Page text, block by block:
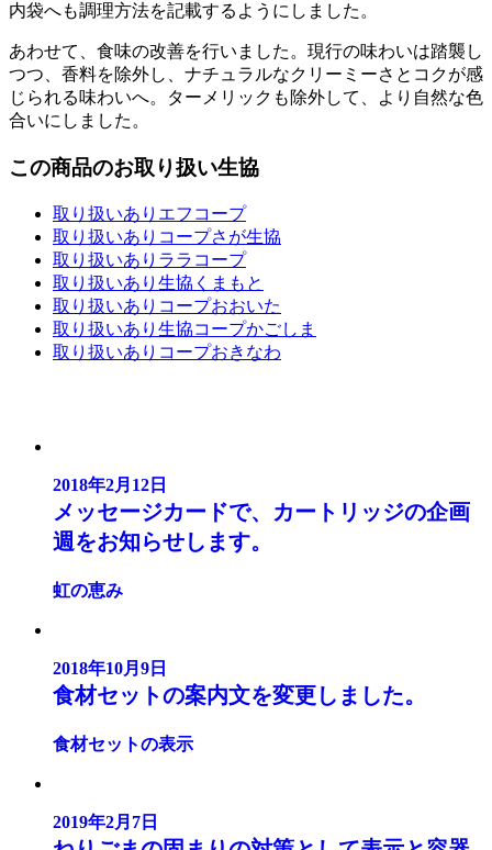
内袋へも調理方法を記載するようにしました。
あわせて、食味の改善を行いました。現行の味わいは踏襲し
つつ、香料を除外し、ナチュラルなクリーミーさとコクが感
じられる味わいへ。ターメリックも除外して、より自然な色
合いにしました。
この商品のお取り扱い生協
取り扱いあり エフコープ
取り扱いあり コープさが生協
取り扱いあり ララコープ
取り扱いあり 生協くまもと
取り扱いあり コープおおいた
取り扱いあり 生協コープかごしま
取り扱いあり コープおきなわ
2018年2月12日
メッセージカードで、カートリッジの企画
週をお知らせします。
虹の恵み
2018年10月9日
食材セットの案内文を変更しました。
食材セットの表示
2019年2月7日